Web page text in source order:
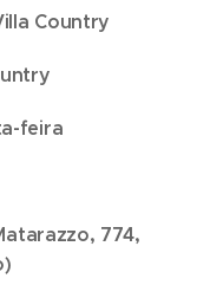
Country
feira
774,